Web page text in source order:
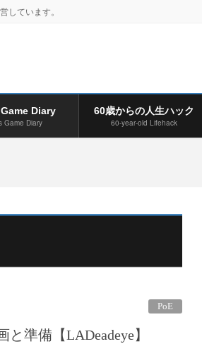
しています。
Diary
Game Diary
60歳からの人生ハック
60-year-old Lifehack
PoE
と準備【LADeadeye】